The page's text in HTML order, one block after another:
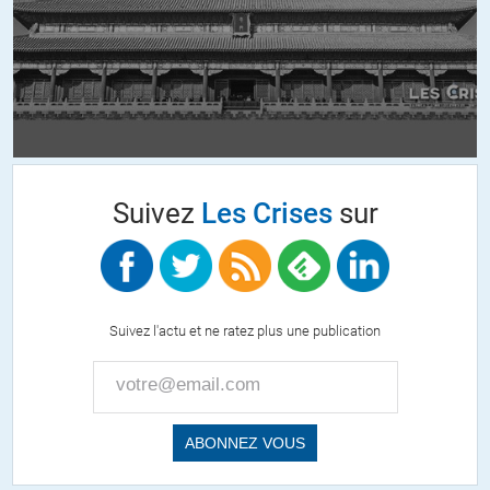
+4
Pierre//02.10.2016 à 09h46
Oui heureusement il n’en est pas question pour l’instant, c’était
peut rien exclure pour l’avenir, en tout cas Carter, lui, semble ne
izarn plus bas, ce gars ne semble pas non plus d’une
intelligence fulgurante 😉
+2
Martin 02.10.2016 à 21h37
Sur la question d’un engagement entre russes et américains, les
choses deviennent effectivement de plus en plus tendues. Au
point ou l’on en est, les faucons US peuvent être tentés
Suivez Les Crisessur
Suivez l'actu et ne ratez plus une publication